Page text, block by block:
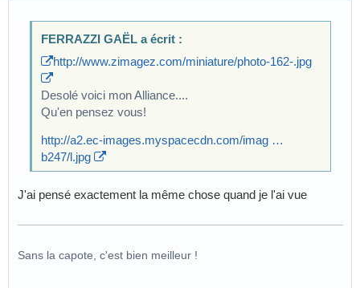
FERRAZZI GAËL a écrit :
http://www.zimagez.com/miniature/photo-162-.jpg
Desolé voici mon Alliance....
Qu'en pensez vous!
http://a2.ec-images.myspacecdn.com/imag …
b247/l.jpg
J'ai pensé exactement la même chose quand je l'ai vue
Sans la capote, c'est bien meilleur !